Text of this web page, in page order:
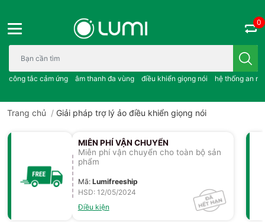
Bạn cần tìm gì..; công tắc cảm ứng..; âm thanh đa vùng ; điều
công tắc cảm ứng âm thanh đa vùng điều khiển giọng nói hệ thống an
0
Trang chủ / Giải pháp trợ lý ảo điều khiển giọng nói
MIỄN PHÍ VẬN CHUYỂN
Miễn phí vận chuyển cho toàn bộ sản
phẩm
Mã: Lumifreeship
HSD: 12/05/2024
Điều kiện